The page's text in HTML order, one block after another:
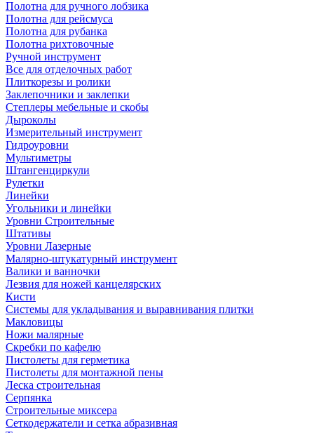
Полотна для ручного лобзика
Полотна для рейсмуса
Полотна для рубанка
Полотна рихтовочные
Ручной инструмент
Все для отделочных работ
Плиткорезы и ролики
Заклепочники и заклепки
Степлеры мебельные и скобы
Дыроколы
Измерительный инструмент
Гидроуровни
Мультиметры
Штангенциркули
Рулетки
Линейки
Угольники и линейки
Уровни Строительные
Штативы
Уровни Лазерные
Малярно-штукатурный инструмент
Валики и ванночки
Лезвия для ножей канцелярских
Кисти
Системы для укладывания и выравнивания плитки
Макловицы
Ножи малярные
Скребки по кафелю
Пистолеты для герметика
Пистолеты для монтажной пены
Леска строительная
Серпянка
Строительные миксера
Сеткодержатели и сетка абразивная